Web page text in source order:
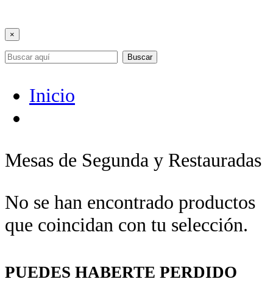
×
Buscar
Inicio
Mesas de Segunda y Restauradas
No se han encontrado productos
que coincidan con tu selección.
PUEDES HABERTE PERDIDO